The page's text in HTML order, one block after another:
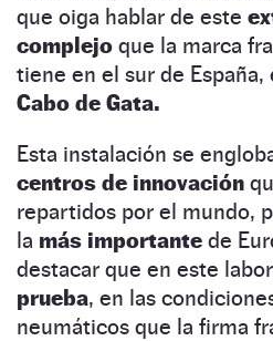
que oiga hablar de este
complejo que la marca
tiene en el sur de
Cabo de Gata.
Esta instalación se
centros de innovación
repartidos por el mundo,
la más importante de
destacar que en este
prueba, en las
neumáticos que la firma